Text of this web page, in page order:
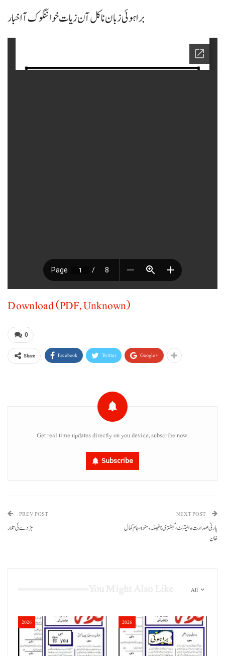
براہوئی زبان نا کل آن زیات خواننگوک آ اخبار
Download (PDF, Unknown)
0
Share Facebook Twitter Google+
Get real time updates directly on you device, subscribe now.
Subscribe
PREV POST
ہڑدے ئی تلار
NEXT POST
پارٹی صدارت ءِ الیتنٹ، گیشتری نا فیصلہ ءِ منوہ، جام کمال
خان
All
2026 2026